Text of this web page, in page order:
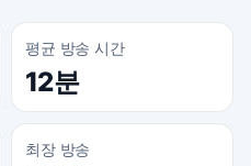
평균 방송 시간
12분
최장 방송